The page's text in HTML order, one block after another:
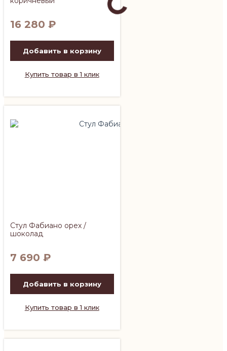
16 280 ₽
Добавить в корзину
Купить товар в 1 клик
Стул Фабиано орех /
шоколад
7 690 ₽
Добавить в корзину
Купить товар в 1 клик